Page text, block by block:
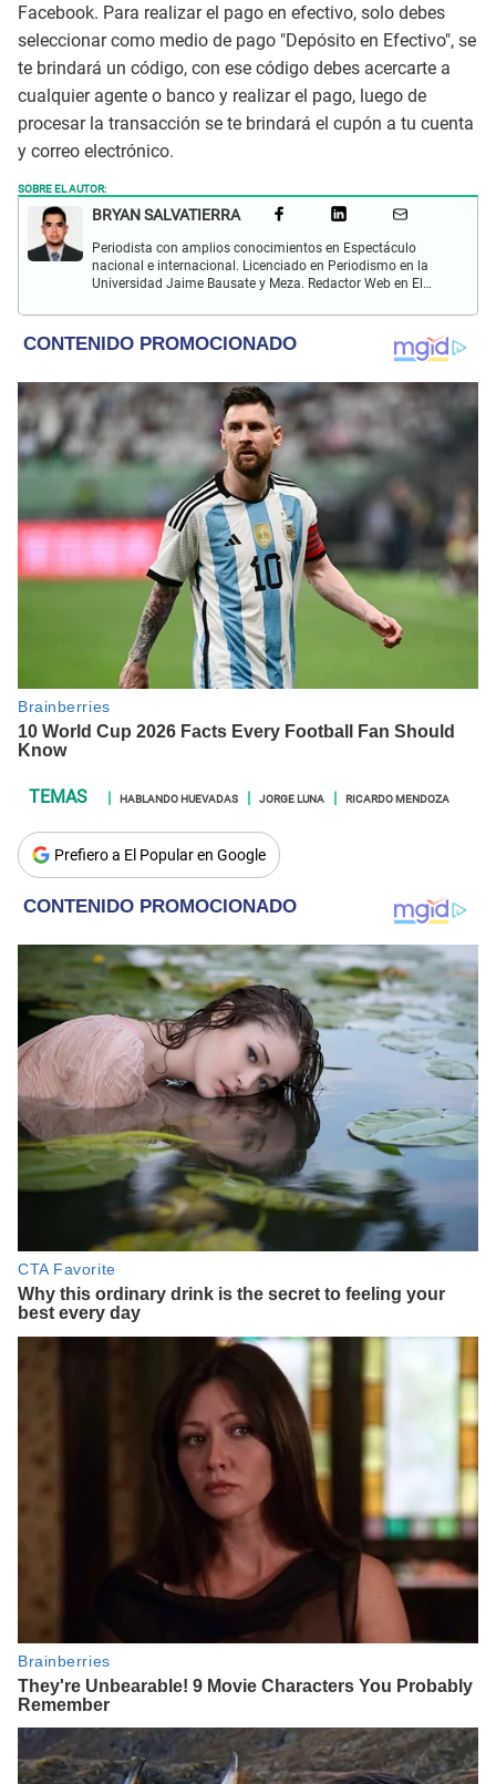
Facebook. Para realizar el pago en efectivo, solo debes
seleccionar como medio de pago "Depósito en Efectivo", se
te brindará un código, con ese código debes acercarte a
cualquier agente o banco y realizar el pago, luego de
procesar la transacción se te brindará el cupón a tu cuenta
y correo electrónico.
SOBRE EL AUTOR:
BRYAN SALVATIERRA
Periodista con amplios conocimientos en Espectáculo
nacional e internacional. Licenciado en Periodismo en la
Universidad Jaime Bausate y Meza. Redactor Web en El
películas, series, videojuegos y espectáculo.
HABLANDO HUEVADAS JORGE LUNA RICARDO MENDOZA
Prefiero a El Popular en Google